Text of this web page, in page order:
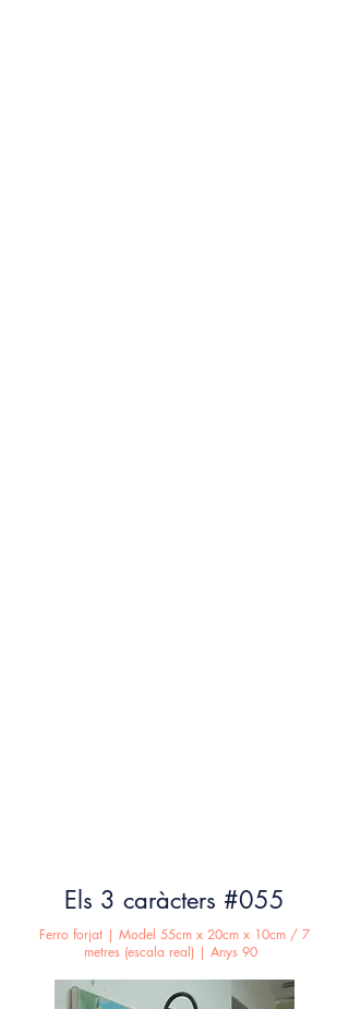
Els 3 caràcters #055
Ferro forjat | Model 55cm x 20cm x 10cm / 7
metres (escala real) | Anys 90